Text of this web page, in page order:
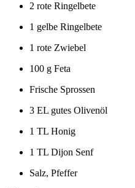
2 rote Ringelbete
1 gelbe Ringelbete
1 rote Zwiebel
100 g Feta
Frische Sprossen
3 EL gutes Olivenöl
1 TL Honig
1 TL Dijon Senf
Salz, Pfeffer